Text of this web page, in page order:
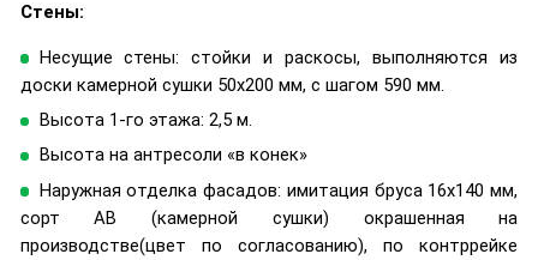
Стены:
Несущие стены: стойки и раскосы, выполняются из
доски камерной сушки 50х200 мм, с шагом 590 мм.
Высота 1-го этажа: 2,5 м.
Высота на антресоли «в конек»
Наружная отделка фасадов: имитация бруса 16х140 мм,
сорт AB (камерной сушки) окрашенная на
производстве(цвет по согласованию), по контррейке